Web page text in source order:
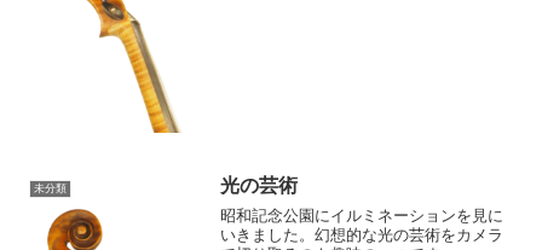
未分類 光の芸術
昭和記念公園にイルミネーションを見に
いきました。幻想的な光の芸術をカメラ